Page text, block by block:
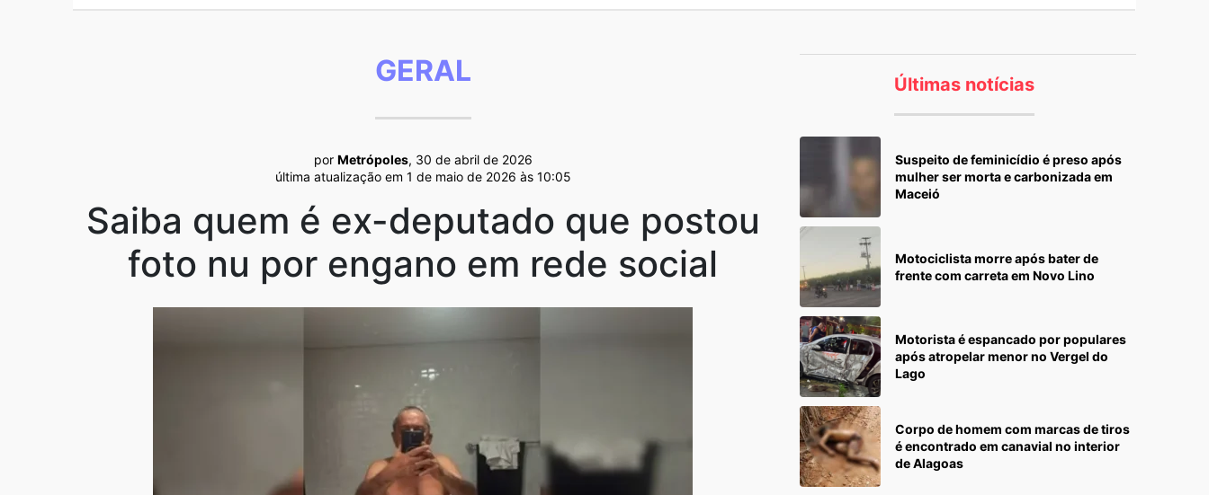
GERAL
por Metrópoles, 30 de abril de 2026
última atualização em 1 de maio de 2026 às 10:05
Saiba quem é ex-deputado que postou
foto nu por engano em rede social
Últimas notícias
Suspeito de feminicídio é preso após
mulher ser morta e carbonizada em
Maceió
Motociclista morre após bater de
frente com carreta em Novo Lino
Motorista é espancado por populares
após atropelar menor no Vergel do
Lago
Corpo de homem com marcas de tiros
é encontrado em canavial no interior
de Alagoas